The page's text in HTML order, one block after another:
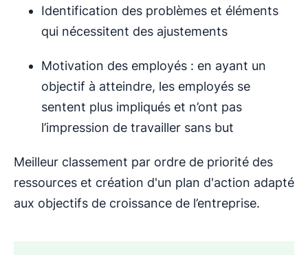
Identification des problèmes et éléments
qui nécessitent des ajustements
Motivation des employés : en ayant un
objectif à atteindre, les employés se
sentent plus impliqués et n’ont pas
l’impression de travailler sans but
Meilleur classement par ordre de priorité des
ressources et création d'un plan d'action adapté
aux objectifs de croissance de l’entreprise.